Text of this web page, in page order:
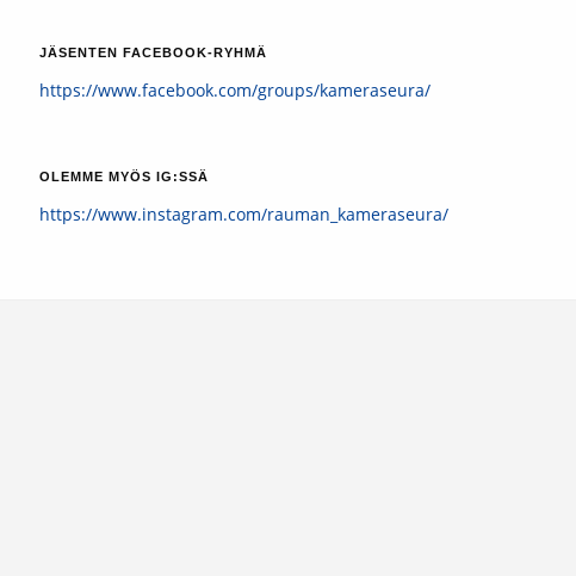
JÄSENTEN FACEBOOK-RYHMÄ
https://www.facebook.com/groups/kameraseura/
OLEMME MYÖS IG:SSÄ
https://www.instagram.com/rauman_kameraseura/